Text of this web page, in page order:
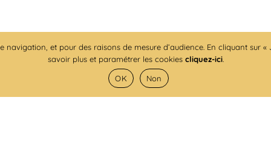
et pour des raisons de mesure d’audience. En cliquant sur
savoir plus et paramétrer les cookies cliquez-ici.
OK
Non